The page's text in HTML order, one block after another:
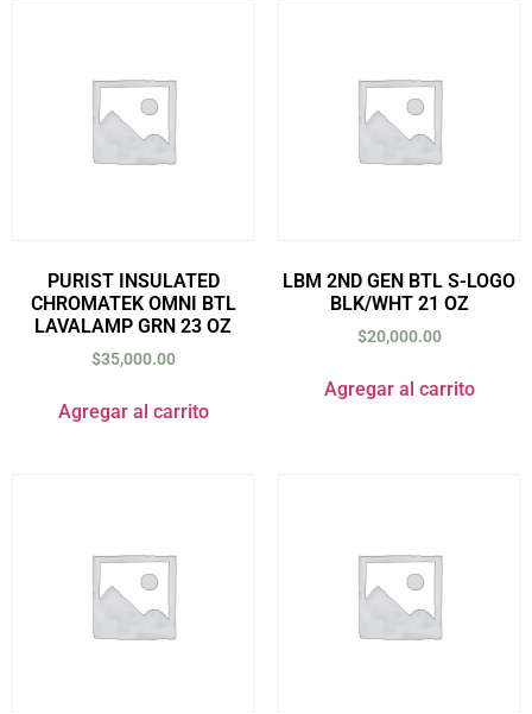
PURIST INSULATED
CHROMATEK OMNI BTL
LAVALAMP GRN 23 OZ
$35,000.00
Agregar al carrito
LBM 2ND GEN BTL S-LOGO
BLK/WHT 21 OZ
$20,000.00
Agregar al carrito